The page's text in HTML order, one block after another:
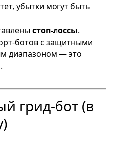
убытки могут быть
стоп-лоссы.
ботов с защитными
диапазоном — это
грид-бот (в